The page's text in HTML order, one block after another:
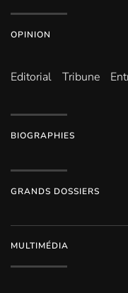
OPINION
Editorial Tribune
BIOGRAPHIES
GRANDS DOSSIERS
MULTIMÉDIA